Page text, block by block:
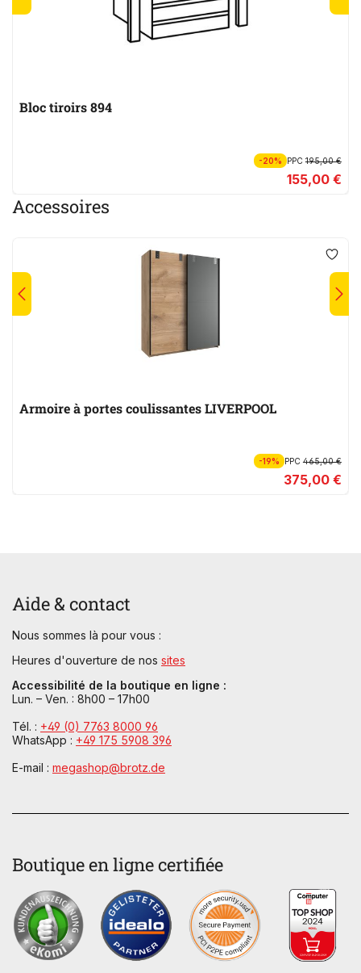
Bloc tiroirs 894
-20% PPC195,00 €
155,00 €
Accessoires
Armoire à portes coulissantes LIVERPOOL
-19% PPC465,00 €
375,00 €
Aide & contact
Nous sommes là pour vous :
Heures d'ouverture de nos sites
Accessibilité de la boutique en ligne :
Lun. – Ven. : 8h00 – 17h00
Tél. : +49 (0) 7763 8000 96
WhatsApp : +49 175 5908 396
E-mail : megashop@brotz.de
Boutique en ligne certifiée